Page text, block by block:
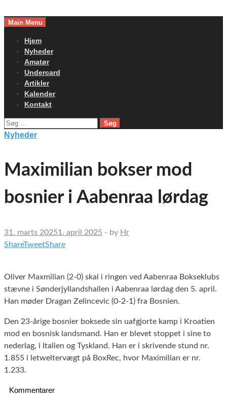
toMain Menu
Hjem
Nyheder
Amatør
Undercard
Artikler
Kalender
Kontakt
Søg
efter:
Nyheder
Maximilian bokser mod
bosnier i Aabenraa lørdag
31. marts 20251. april 2025 - by Hr
ShareTweetShare
Oliver Maxmilian (2-0) skal i ringen ved Aabenraa Bokseklubs
stævne i Sønderjyllandshallen i Aabenraa lørdag den 5. april.
Han møder Dragan Zelincevic (0-2-1) fra Bosnien.
Den 23-årige bosnier boksede sin uafgjorte kamp i Kroatien
mod en bosnisk landsmand. Han er blevet stoppet i sine to
nederlag, i Italien og Tyskland. Han er i skrivende stund nr.
1.855 i letweltervægt på BoxRec, hvor Maximilian er nr.
1.233.
Kommentarer